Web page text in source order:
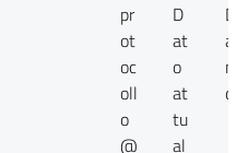
pr
ot
oc
oll
o
@
D
at
o
at
tu
al